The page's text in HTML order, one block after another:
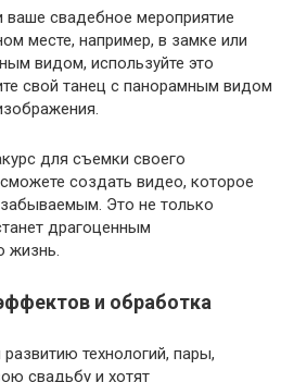
ваше свадебное мероприятие
месте, например, в замке или
видом, используйте это
свой танец с панорамным видом
для съемки своего
создать видео, которое
Это не только
драгоценным
жизнь.
и обработка
технологий, пары,
свадьбу и хотят